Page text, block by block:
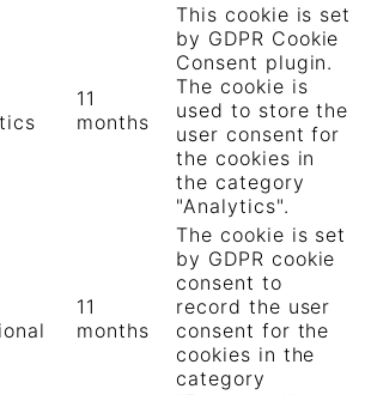
11
months
This cookie is set
by GDPR Cookie
Consent plugin.
The cookie is
used to store the
user consent for
the cookies in
the category
"Analytics".
11
months
The cookie is set
by GDPR cookie
consent to
record the user
consent for the
cookies in the
category